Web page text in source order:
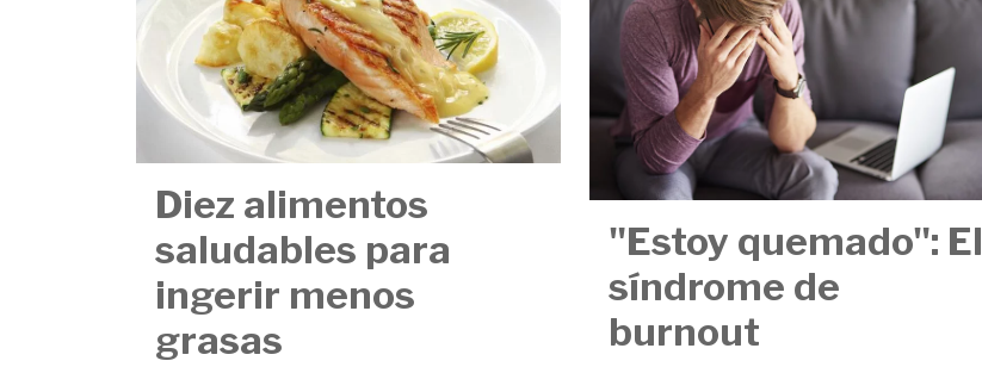
Diez alimentos
saludables para
ingerir menos
grasas
"Estoy quemado": El
síndrome de
burnout